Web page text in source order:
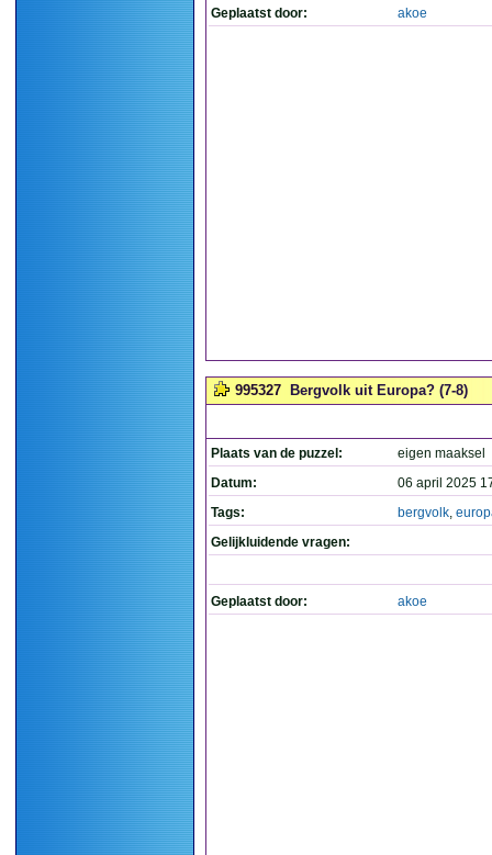
Geplaatst door: akoe
995327 Bergvolk uit Europa? (7-8)
Plaats van de puzzel:
eigen maaksel
Datum:
06 april 2025
Tags:
bergvolk,
Gelijkluidende vragen:
Geplaatst door: akoe